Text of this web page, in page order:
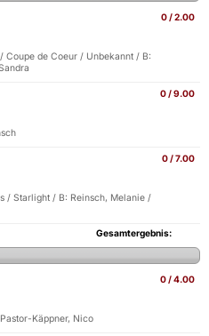
0 / 2.00
Coupe de Coeur / Unbekannt / B:
0 / 9.00
0 / 7.00
/ Starlight / B: Reinsch, Melanie /
Gesamtergebnis:
0 / 4.00
Käppner, Nico